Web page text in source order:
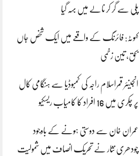
پلی سے گر کر نالے میں بہہ گیا
کہوٹہ: فائرنگ کے واقعے میں ایک شخص جاں
بحق، تین زخمی
انجینئر قمراسلام راجہ کی کمبوڈیا سے ہنگامی کال
پر چکری میں 16 افراد کا کامیاب ریسکیو
عمران خان سے دوستی ہونے کے باوجود
چودھری نثار نے تحریک انصاف میں شمولیت